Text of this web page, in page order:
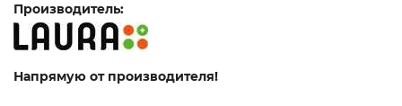
Производитель:
Напрямую от производителя!